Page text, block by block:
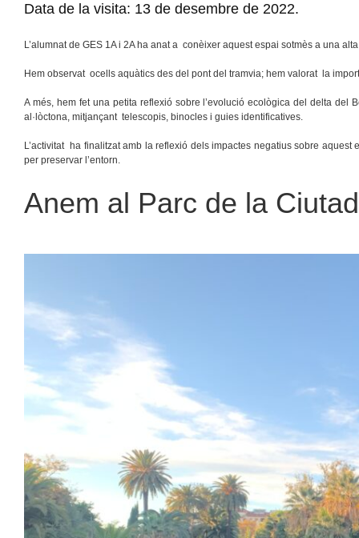
Data de la visita: 13 de desembre de 2022.
L’alumnat de GES 1A i 2A ha anat a conèixer aquest espai sotmès a una
Hem observat ocells aquàtics des del pont del tramvia; hem valorat la
A més, hem fet una petita reflexió sobre l’evolució ecològica del delta
al·lòctona, mitjançant telescopis, binocles i guies identificatives.
L’activitat ha finalitzat amb la reflexió dels impactes negatius sobre
per preservar l’entorn.
Anem al Parc de la